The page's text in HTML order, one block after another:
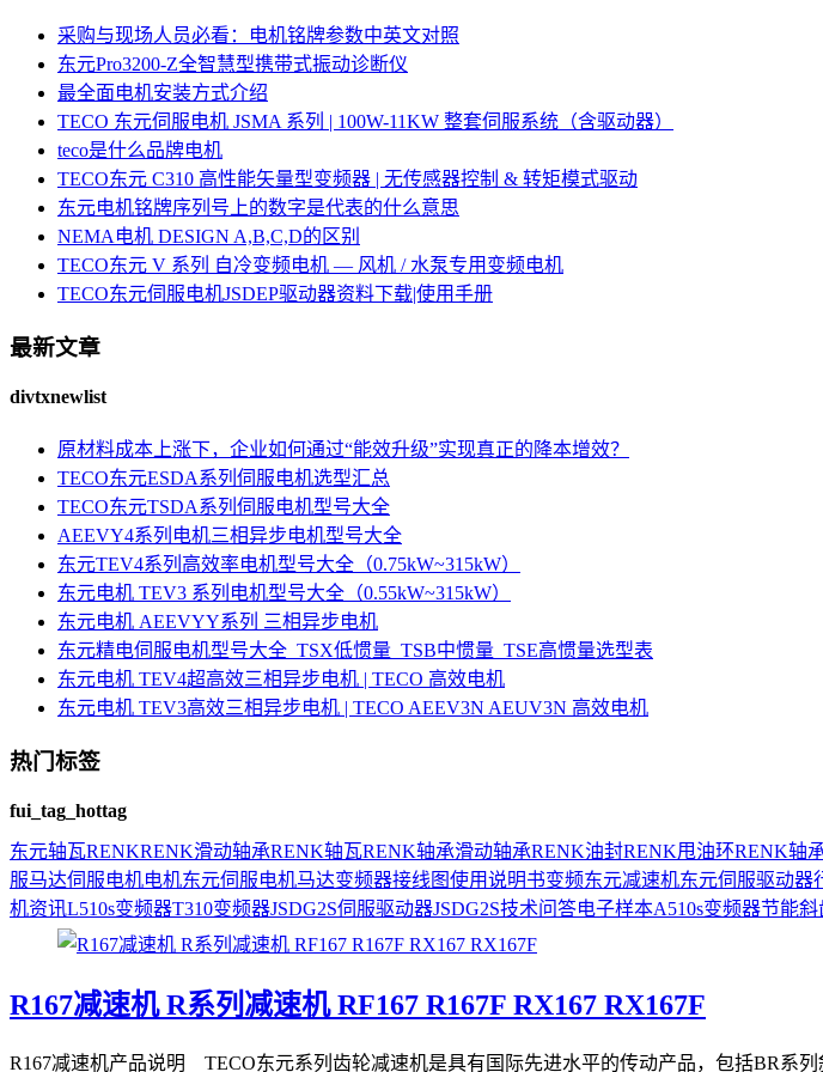
采购与现场人员必看：电机铭牌参数中英文对照
东元Pro3200-Z全智慧型携带式振动诊断仪
最全面电机安装方式介绍
TECO 东元伺服电机 JSMA 系列 | 100W-11KW 整套伺服系统（含驱动器）
teco是什么品牌电机
TECO东元 C310 高性能矢量型变频器 | 无传感器控制 & 转矩模式驱动
东元电机铭牌序列号上的数字是代表的什么意思
NEMA电机 DESIGN A,B,C,D的区别
TECO东元 V 系列 自冷变频电机 — 风机 / 水泵专用变频电机
TECO东元伺服电机JSDEP驱动器资料下载|使用手册
最新文章
divtxnewlist
原材料成本上涨下，企业如何通过“能效升级”实现真正的降本增效？
TECO东元ESDA系列伺服电机选型汇总
TECO东元TSDA系列伺服电机型号大全
AEEVY4系列电机三相异步电机型号大全
东元TEV4系列高效率电机型号大全（0.75kW~315kW）
东元电机 TEV3 系列电机型号大全（0.55kW~315kW）
东元电机 AEEVYY系列 三相异步电机
东元精电伺服电机型号大全_TSX低惯量_TSB中惯量_TSE高惯量选型表
东元电机 TEV4超高效三相异步电机 | TECO 高效电机
东元电机 TEV3高效三相异步电机 | TECO AEEV3N AEUV3N 高效电机
热门标签
fui_tag_hottag
东元轴瓦RENKRENK滑动轴承RENK轴瓦RENK轴承滑动轴承RENK油封RENK甩油环RENK轴
服马达伺服电机电机东元伺服电机马达变频器接线图使用说明书变频东元减速机东元伺服驱动器
机资讯L510s变频器T310变频器JSDG2S伺服驱动器JSDG2S技术问答电子样本A510s变频器节能斜
R167减速机 R系列减速机 RF167 R167F RX167 RX167F
R167减速机产品说明 TECO东元系列齿轮减速机是具有国际先进水平的传动产品，包括BR系